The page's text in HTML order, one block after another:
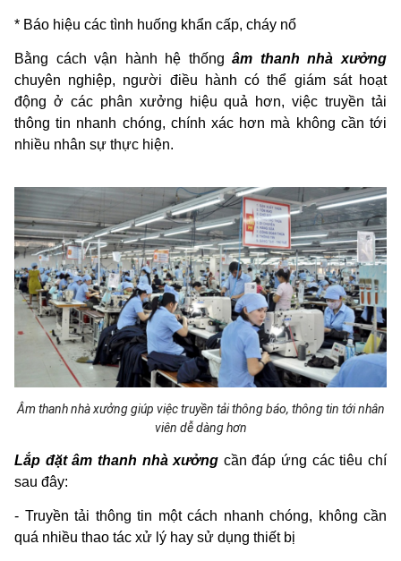
* Báo hiệu các tình huống khẩn cấp, cháy nổ
Bằng cách vận hành hệ thốngâm thanh nhà xưởng
chuyên nghiệp, người điều hành có thể giám sát hoạt
động ở các phân xưởng hiệu quả hơn, việc truyền tải
thông tin nhanh chóng, chính xác hơn mà không cần tới
nhiều nhân sự thực hiện.
Âm thanh nhà xưởng giúp việc truyền tải thông báo, thông tin tới nhân
viên dễ dàng hơn
Lắp đặt âm thanh nhà xưởng cần đáp ứng các tiêu chí
sau đây:
- Truyền tải thông tin một cách nhanh chóng, không cần
quá nhiều thao tác xử lý hay sử dụng thiết bị